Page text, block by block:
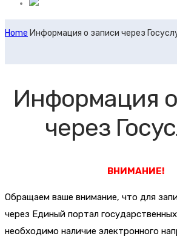
Home Информация о записи через
Информация
через
ВНИМАНИЕ!
Обращаем ваше внимание, что для
через Единый портал
необходимо наличие электронного